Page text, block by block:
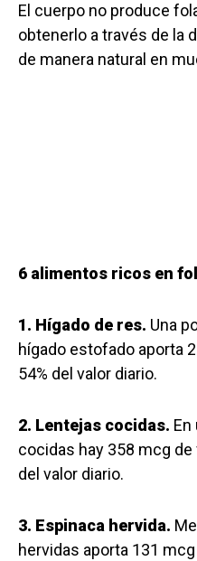
El cuerpo no produce
obtenerlo a través de la
de manera natural en
6 alimentos ricos en
1. Hígado de res. Una
hígado estofado aporta
54% del valor diario.
2. Lentejas cocidas. En
cocidas hay 358 mcg
del valor diario.
3. Espinaca hervida.
hervidas aporta 131